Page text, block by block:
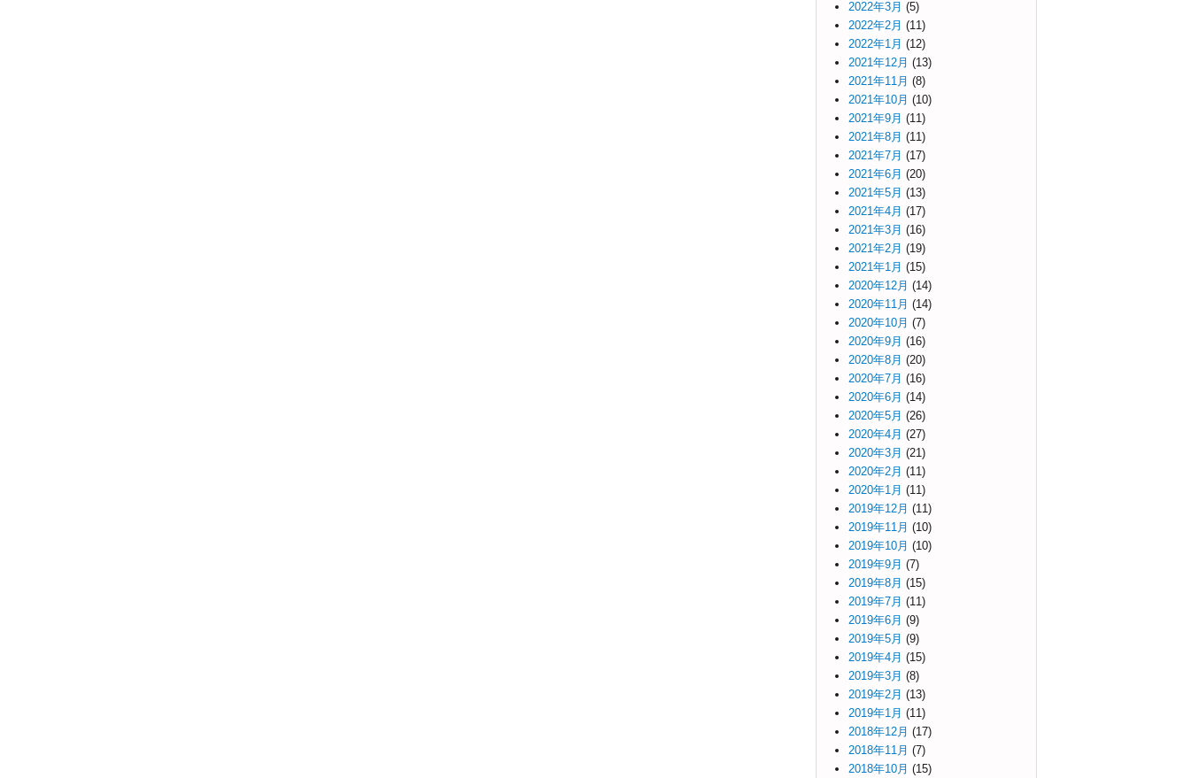
2022年3月 (5)
2022年2月 (11)
2022年1月 (12)
2021年12月 (13)
2021年11月 (8)
2021年10月 (10)
2021年9月 (11)
2021年8月 (11)
2021年7月 (17)
2021年6月 (20)
2021年5月 (13)
2021年4月 (17)
2021年3月 (16)
2021年2月 (19)
2021年1月 (15)
2020年12月 (14)
2020年11月 (14)
2020年10月 (7)
2020年9月 (16)
2020年8月 (20)
2020年7月 (16)
2020年6月 (14)
2020年5月 (26)
2020年4月 (27)
2020年3月 (21)
2020年2月 (11)
2020年1月 (11)
2019年12月 (11)
2019年11月 (10)
2019年10月 (10)
2019年9月 (7)
2019年8月 (15)
2019年7月 (11)
2019年6月 (9)
2019年5月 (9)
2019年4月 (15)
2019年3月 (8)
2019年2月 (13)
2019年1月 (11)
2018年12月 (17)
2018年11月 (7)
2018年10月 (15)